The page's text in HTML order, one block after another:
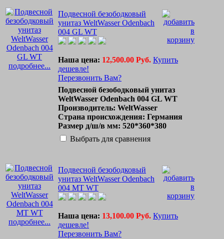
подробнее...
Подвесной безободковый
унитаз WeltWasser Odenbach
004 GL WT
Наша цена: 12,500.00 Руб. Купить
дешевле!
Перезвонить Вам?
Подвесной безободковый унитаз
WeltWasser Odenbach 004 GL WT
Производитель: WeltWasser
Страна происхождения: Германия
Размер д/ш/в мм: 520*360*380
Выбрать для сравнения
подробнее...
Подвесной безободковый
унитаз WeltWasser Odenbach
004 MT WT
Наша цена: 13,100.00 Руб. Купить
дешевле!
Перезвонить Вам?